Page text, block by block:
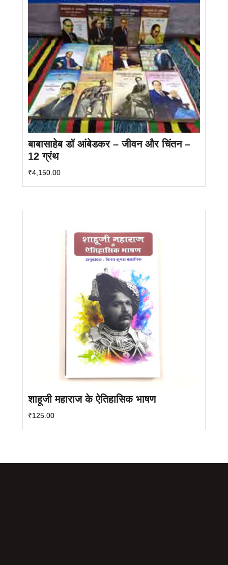
बाबासाहेब डॉ आंबेडकर – जीवन और चिंतन –
12 ग्रंथ
₹4,150.00
शाहूजी महाराज के ऐतिहासिक भाषण
₹125.00